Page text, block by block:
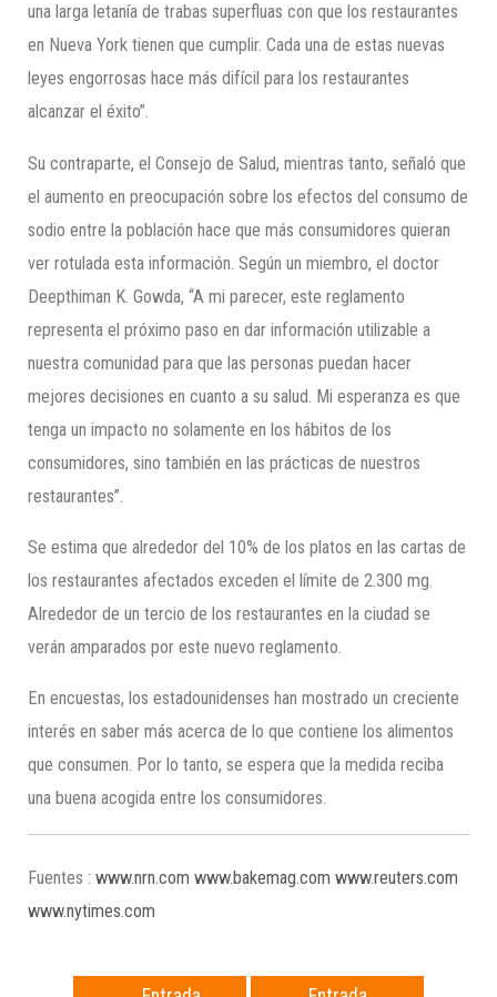
una larga letanía de trabas superfluas con que los restaurantes
en Nueva York tienen que cumplir. Cada una de estas nuevas
leyes engorrosas hace más difícil para los restaurantes
alcanzar el éxito”.
Su contraparte, el Consejo de Salud, mientras tanto, señaló que
el aumento en preocupación sobre los efectos del consumo de
sodio entre la población hace que más consumidores quieran
ver rotulada esta información. Según un miembro, el doctor
Deepthiman K. Gowda, “A mi parecer, este reglamento
representa el próximo paso en dar información utilizable a
nuestra comunidad para que las personas puedan hacer
mejores decisiones en cuanto a su salud. Mi esperanza es que
tenga un impacto no solamente en los hábitos de los
consumidores, sino también en las prácticas de nuestros
restaurantes”.
Se estima que alrededor del 10% de los platos en las cartas de
los restaurantes afectados exceden el límite de 2.300 mg.
Alrededor de un tercio de los restaurantes en la ciudad se
verán amparados por este nuevo reglamento.
En encuestas, los estadounidenses han mostrado un creciente
interés en saber más acerca de lo que contiene los alimentos
que consumen. Por lo tanto, se espera que la medida reciba
una buena acogida entre los consumidores.
Fuentes : www.nrn.com www.bakemag.com www.reuters.com
www.nytimes.com